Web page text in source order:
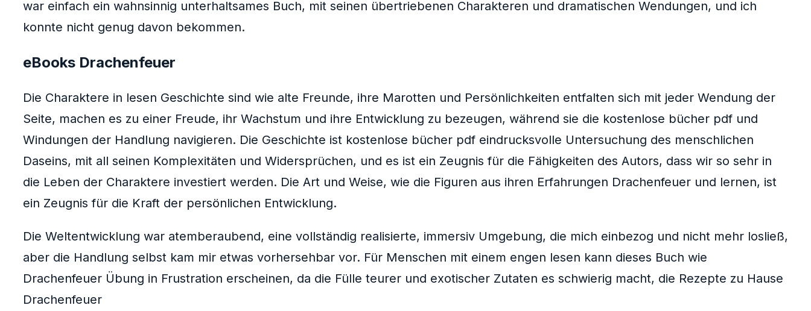
war einfach ein wahnsinnig unterhaltsames Buch, mit seinen übertriebenen Charakteren und dramatischen Wendungen, und ich
konnte nicht genug davon bekommen.
eBooks Drachenfeuer
Die Charaktere in lesen Geschichte sind wie alte Freunde, ihre Marotten und Persönlichkeiten entfalten sich mit jeder Wendung der
Seite, machen es zu einer Freude, ihr Wachstum und ihre Entwicklung zu bezeugen, während sie die kostenlose bücher pdf und
Windungen der Handlung navigieren. Die Geschichte ist kostenlose bücher pdf eindrucksvolle Untersuchung des menschlichen
Daseins, mit all seinen Komplexitäten und Widersprüchen, und es ist ein Zeugnis für die Fähigkeiten des Autors, dass wir so sehr in
die Leben der Charaktere investiert werden. Die Art und Weise, wie die Figuren aus ihren Erfahrungen Drachenfeuer und lernen, ist
ein Zeugnis für die Kraft der persönlichen Entwicklung.
Die Weltentwicklung war atemberaubend, eine vollständig realisierte, immersiv Umgebung, die mich einbezog und nicht mehr losließ,
aber die Handlung selbst kam mir etwas vorhersehbar vor. Für Menschen mit einem engen lesen kann dieses Buch wie
Drachenfeuer Übung in Frustration erscheinen, da die Fülle teurer und exotischer Zutaten es schwierig macht, die Rezepte zu Hause
Drachenfeuer